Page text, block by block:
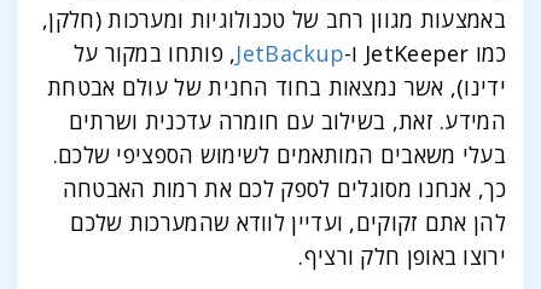
באמצעות מגוון רחב של טכנולוגיות ומערכות (חלקן,
כמו JetKeeper ו-
JetBackup, פותחו במקור על
ידינו), אשר נמצאות בחוד החנית של עולם אבטחת
המידע. זאת, בשילוב עם חומרה עדכנית ושרתים
בעלי משאבים המותאמים לשימוש הספציפי שלכם.
כך, אנחנו מסוגלים לספק לכם את רמות האבטחה
להן אתם זקוקים, ועדיין לוודא שהמערכות שלכם
ירוצו באופן חלק ורציף.